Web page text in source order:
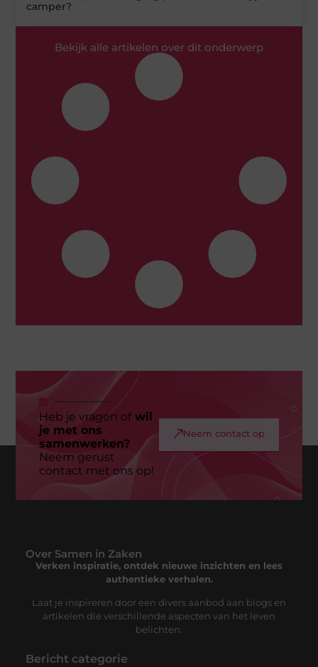
camper?
Bekijk alle artikelen over dit onderwerp
Heb je vragen ofwil
je met ons
samenwerken?
Neem gerust
contact met ons op!
Neem contact op
Over Samen in Zaken
Verken inspiratie, ontdek nieuwe inzichten en lees
authentieke verhalen.
Laat je inspireren door een divers aanbod aan blogs en
artikelen die verschillende aspecten van het leven
belichten.
Bericht categorie